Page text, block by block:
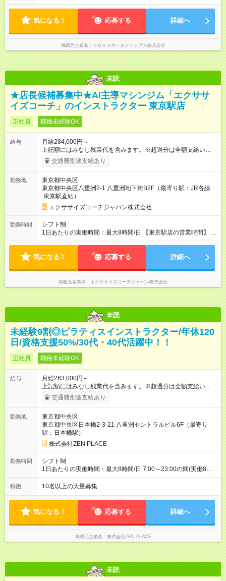
アアップするケースも珍しくありません。 【試用期間】試用期
間あり 試用期間の長さ：1ヶ月 ※ 雇用形態と給与に、本採用時
と異なる部分があります。 雇用形態：インターンシップ 給与：
時給 1,400円以上 ※月途中での入社の場合、その月の月末までは
インターンとして勤務になります。
ト制 ［ シフト例 ］ ・平日⇒12：30-21：30 ・土日祝⇒10：00-
―――――――――――― 一校舎を一人で担当する場合も多い
て、明日に備えよう」など、調整しやすい環境です。
気になる！ 応募する 詳細へ
掲載元企業名 ＮＯＶＡホールディングス株式会社
未読
★店長候補募集中★AI主導マシンジム「エクササ
イズコーチ」のインストラクター 東京駅店
正社員 職種未経験OK
給与
月給284,000円～
上記額にはみなし残業代を含みます。※超過分は全額支給いたし
ます。 みなし残業代 20,000円／月 みなし残業時間 10時間／月
※経験・能力などを考慮の上、決定いたします。 記載している
【試用期間】試用期間あり 試用期間の長さ：3ヶ月 雇用形態、
給与は本採用時と同じです。
交通費別途支給あり
勤務地
東京都中央区
東京都中央区八重洲2-1 八重洲地下街B2F（最寄り駅：JR各線
東京駅直結）
エクササイズコーチジャパン株式会社
勤務時間
シフト制
1日あたりの実働時間：最大8時間/日 【東京駅店の営業時間】 平
日 10:00～21:30（最終受付21:00） 土日祝 9:00～20:00（最
気になる！ 応募する 詳細へ
掲載元企業名 エクササイズコーチジャパン株式会社
未読
未経験9割◎ピラティスインストラクター/年休120
日/資格支援50%/30代・40代活躍中！！
正社員 職種未経験OK
給与
月給263,000円～
上記額にはみなし残業代を含みます。※超過分は全額支給いたし
ます。 みなし残業代 49,200円／月 みなし残業時間 30時間／月
上記額にはみなし残業代を含みます。（超過分は全額支給しま
す！ 全国勤務の場合：月給275，000円～(みなし残業代30時間
48，900円含む)※試用期間３ヶ月あり（給与/労働時要件は同条
件） <年収例> ■理学療法士（PT）出身入社年数：5年目 年代：
30代前半 年収：約5，756，000円（＝基本給×12か月＋賞与）
備考：PT資格を活かし、コース開発・プロダクト開発へ貢献
■OL出身 入社年数：5年目 年収：約5，560，000円（＝基本給
×12か月＋賞与） 備考：翻訳業務など、グローバル事業への貢
約11，340，000円（＝基本給×12か月＋賞与） 備考：新人研
修・養成コース開発の担当として貢献手当を含む 【試用期間】
試用期間あり 試用期間の長さ：3ヶ月 雇用形態、給与は本採用
時と同じです。
交通費別途支給あり
勤務地
東京都中央区
東京都中央区日本橋2-3-21 八重洲セントラルビル6F（最寄り
駅：日本橋駅）
株式会社ZEN PLACE
勤務時間
シフト制
1日あたりの実働時間：最大8時間/日 7:00～23:00の間(実働8時
間/休憩1時間) 月～日曜のうち週5日勤務、シフト制 ※週の勤務
時間は40時間
特徴 10名以上の大量募集
気になる！ 応募する 詳細へ
掲載元企業名 株式会社ZEN PLACE
未読